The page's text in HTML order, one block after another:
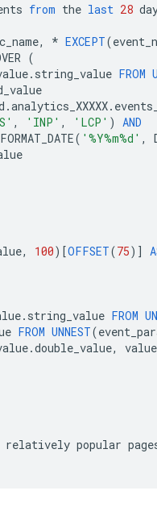
from the last 28
, * EXCEPT(
(
. string_value FROM
.analytics_XXXXX.
, 'INP' , 'LCP' )
AND
FORMAT_DATE( '%Y%m%d' ,
, 100)[OFFSET(75)]
. string_value FROM
FROM UNNEST(
.double_value,
value
relatively popular